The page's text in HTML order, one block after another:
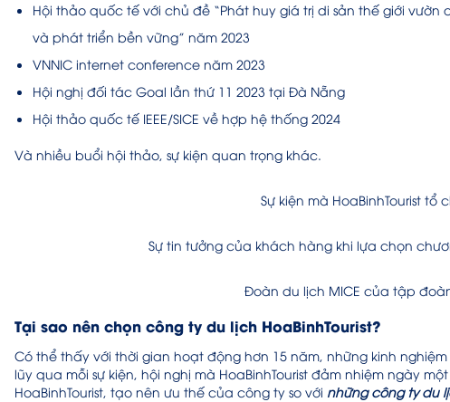
Hội thảo quốc tế với chủ đề “Phát huy giá trị di sản thế giới vườn
và phát triển bền vững” năm 2023
VNNIC internet conference năm 2023
Hội nghị đối tác Goal lần thứ 11 2023 tại Đà Nẵng
Hội thảo quốc tế IEEE/SICE về hợp hệ thống 2024
Và nhiều buổi hội thảo, sự kiện quan trọng khác.
Sự kiện mà HoaBinhTourist
Sự tin tưởng của khách hàng khi lựa chọn
Đoàn du lịch MICE của tập
Tại sao nên chọn công ty du lịch HoaBinhTourist?
Có thể thấy với thời gian hoạt động hơn 15 năm, những kinh
lũy qua mỗi sự kiện, hội nghị mà HoaBinhTourist đảm nhiệm ngày
HoaBinhTourist, tạo nên ưu thế của công ty so với những công ty du